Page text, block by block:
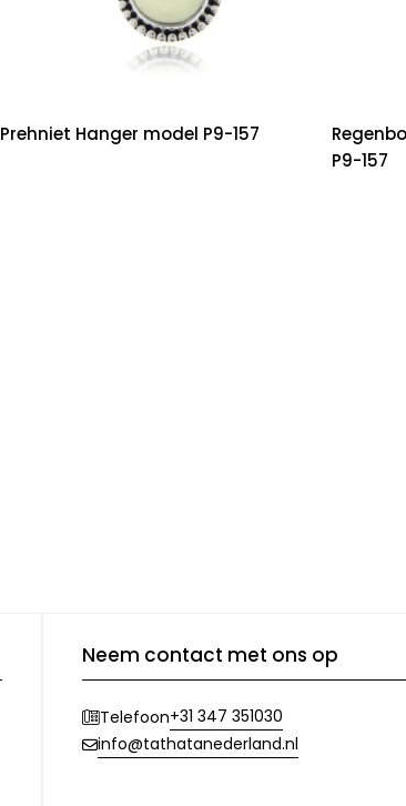
Prehniet Hanger model P9-157
P9-157
Neem contact met ons op
Telefoon+31 347 351030
info@tathatanederland.nl